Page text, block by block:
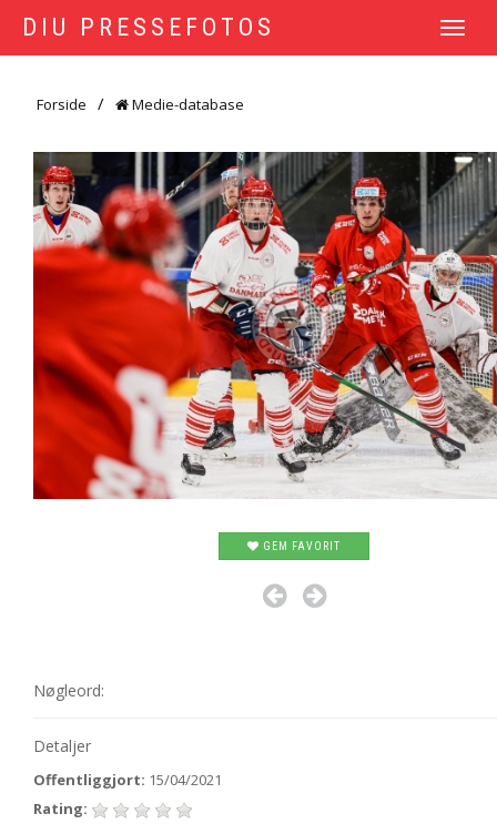
DIU PRESSEFOTOS
TOGGLE
Forside Medie-database
GEM FAVORIT
Nøgleord:
Detaljer
Offentliggjort: 15/04/2021
Rating: